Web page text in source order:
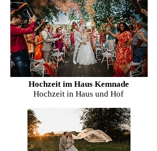
Hochzeit im Haus Kemnade
Hochzeit in Haus und Hof